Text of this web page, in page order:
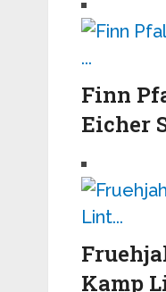
Finn
Eicher
Kamp